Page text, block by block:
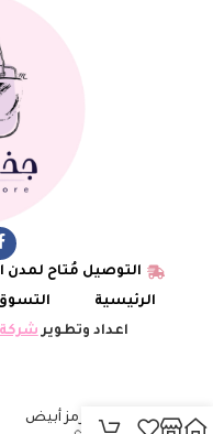
التوصيل مُتاح لمدن
الرئيسية
اعداد وتطويرشركة
اسوارة هرمز أبيض